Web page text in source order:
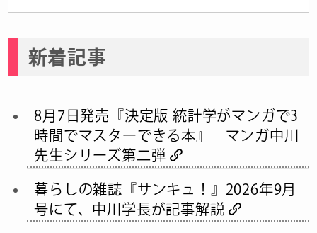
新着記事
8月7日発売『決定版 統計学がマンガで3
時間でマスターできる本』 マンガ中川
先生シリーズ第二弾
暮らしの雑誌『サンキュ！』2026年9月
号にて、中川学長が記事解説